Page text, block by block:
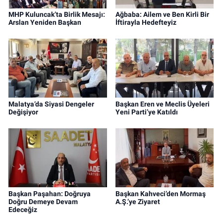
MHP Kuluncak’ta Birlik Mesajı:
Arslan Yeniden Başkan
Ağbaba: Ailem ve Ben Kirli Bir
İftirayla Hedefteyiz
Malatya’da Siyasi Dengeler
Değişiyor
Başkan Eren ve Meclis Üyeleri
Yeni Parti’ye Katıldı
Başkan Paşahan: Doğruya
Doğru Demeye Devam
Edeceğiz
Başkan Kahveci’den Mormaş
A.Ş.’ye Ziyaret